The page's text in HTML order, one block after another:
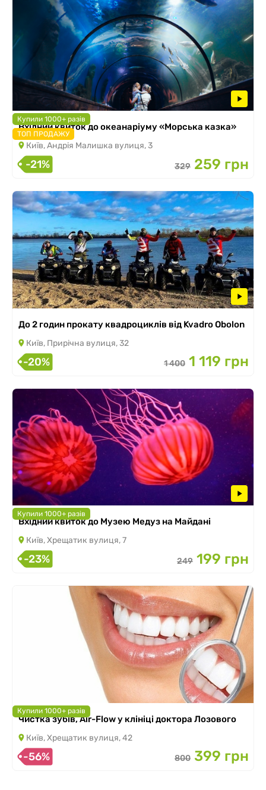
Купили 1000+ разів
ТОП ПРОДАЖУ
Вхідний квиток до океанаріуму «Морська казка»
Київ, Андрія Малишка вулиця, 3
-21% 329 259 грн
До 2 годин прокату квадроциклів від Kvadro Obolon
Київ, Прирічна вулиця, 32
-20% 1 400 1 119 грн
Купили 1000+ разів
Вхідний квиток до Музею Медуз на Майдані
Київ, Хрещатик вулиця, 7
-23% 249 199 грн
Купили 1000+ разів
Чистка зубів, Air-Flow у клініці доктора Лозового
Київ, Хрещатик вулиця, 42
-56% 800 399 грн